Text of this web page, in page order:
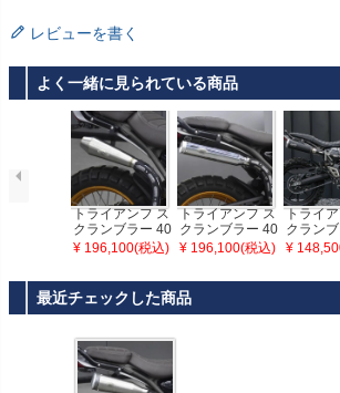
レビューを書く
よく一緒に見られている商品
トライアンフ ス
クランブラー 40
0X/スピード400
フォンマフラー
REMMOTORCY
¥ 196,100(税込)
トライアンフ ス
クランブラー 40
0X/スピード400
ルスネイクマフ
ラー REMMOTO
¥ 196,100(税込)
トライ
クラン
0X フル
¥
最近チェックした商品